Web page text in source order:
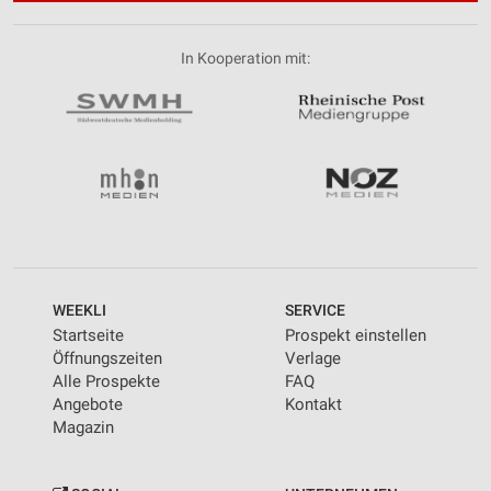
In Kooperation mit:
WEEKLI
Startseite
Öffnungszeiten
Alle Prospekte
Angebote
Magazin
SERVICE
Prospekt einstellen
Verlage
FAQ
Kontakt